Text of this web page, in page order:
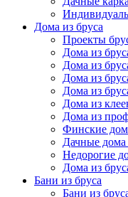
Дома из бруса
Проекты
Дома из
Дома из
Дома из
Дома из
Дома из
Дома из
Финские
Дачные дома
Недорогие
Дома из
Бани из бруса
Бани из